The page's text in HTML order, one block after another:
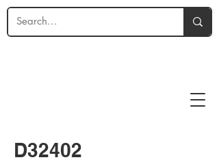
D32402